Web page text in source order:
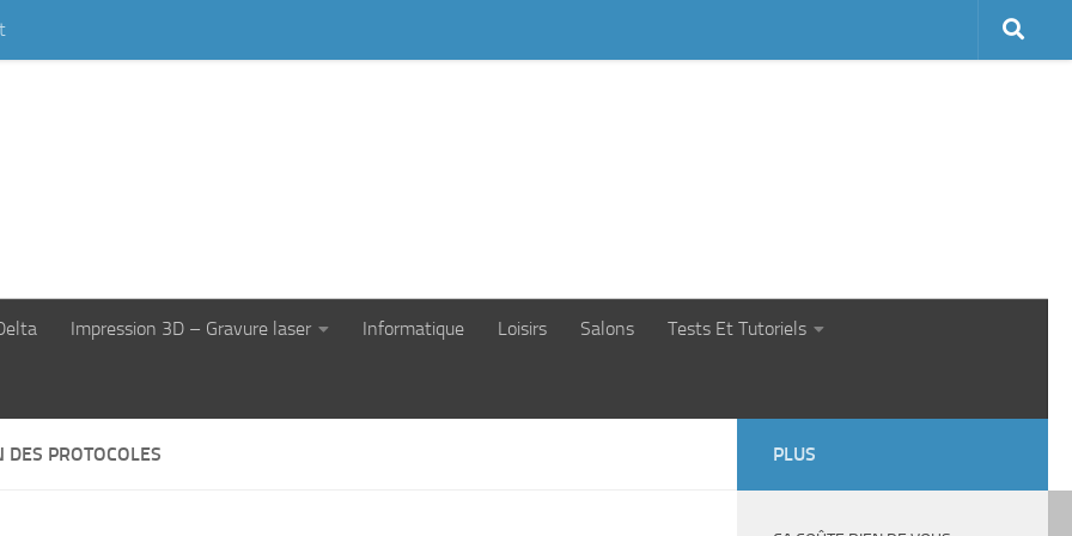
Impression 3D – Gravure laser Informatique Loisirs Salons Tests Et Tutoriels
DES PROTOCOLES PLUS